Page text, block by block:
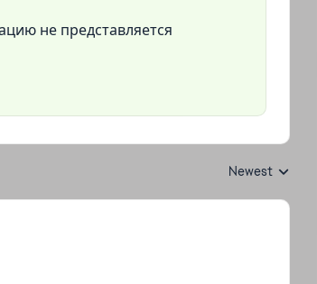
не представляется
Replies sorted by
Newest